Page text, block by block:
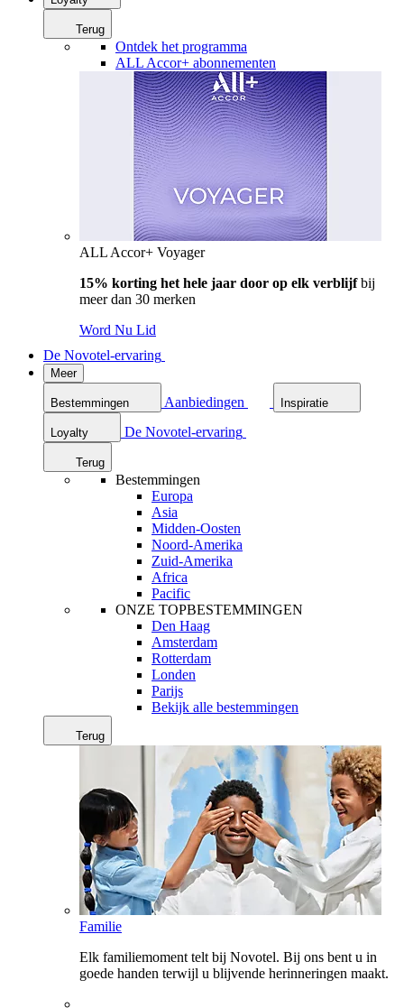
Terug
Ontdek het programma
ALL Accor+ abonnementen
ALL Accor+ Voyager
15% korting het hele jaar door op elk verblijfbij
meer dan 30 merken
Word Nu Lid
De Novotel-ervaring
Meer
Bestemmingen Aanbiedingen Inspiratie
Loyalty De Novotel-ervaring
Terug
Bestemmingen
Europa
Asia
Midden-Oosten
Noord-Amerika
Zuid-Amerika
Africa
Pacific
ONZE TOPBESTEMMINGEN
Den Haag
Amsterdam
Rotterdam
Londen
Parijs
Bekijk alle bestemmingen
Terug
Familie
Elk familiemoment telt bij Novotel. Bij ons bent u in
goede handen terwijl u blijvende herinneringen maakt.